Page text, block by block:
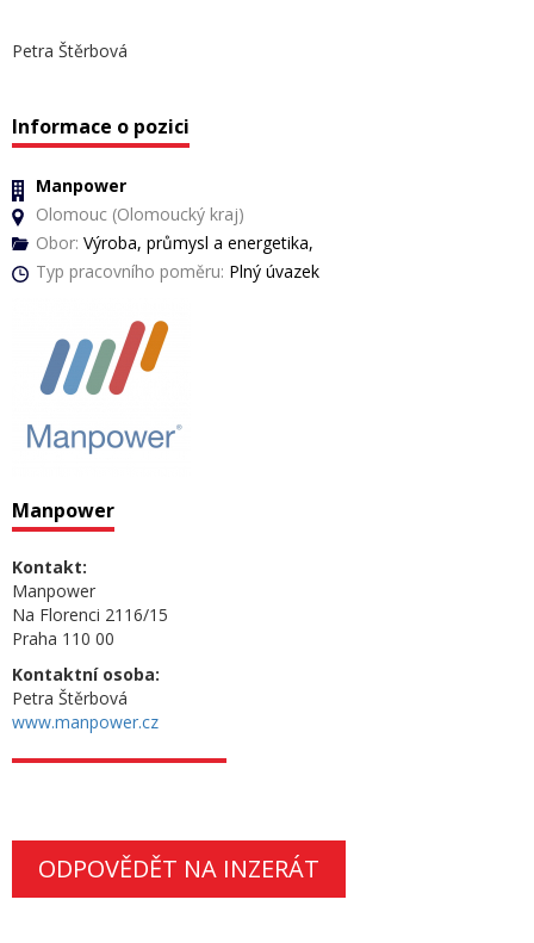
Petra Štěrbová
Informace o pozici
Manpower
Olomouc (Olomoucký kraj)
Obor: Výroba, průmysl a energetika,
Typ pracovního poměru: Plný úvazek
Manpower
Kontakt:
Manpower
Na Florenci 2116/15
Praha 110 00
Kontaktní osoba:
Petra Štěrbová
www.manpower.cz
ODPOVĚDĚT NA INZERÁT